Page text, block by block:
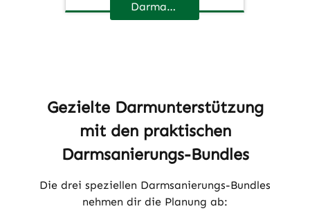
Darmaufbau
Gezielte Darmunterstützung
mit den praktischen
Darmsanierungs-Bundles
Die drei speziellen Darmsanierungs-Bundles
nehmen dir die Planung ab: